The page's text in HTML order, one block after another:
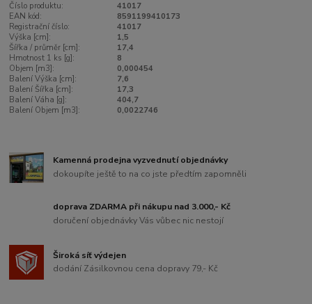
Číslo produktu:
41017
EAN kód:
8591199410173
Registrační číslo:
41017
Výška [cm]:
1,5
Šířka / průměr [cm]:
17,4
Hmotnost 1 ks [g]:
8
Objem [m3]:
0,000454
Balení Výška [cm]:
7,6
Balení Šířka [cm]:
17,3
Balení Váha [g]:
404,7
Balení Objem [m3]:
0,0022746
Kamenná prodejna vyzvednutí objednávky
dokoupíte ještě to na co jste předtím zapomněli
doprava ZDARMA při nákupu nad 3.000,- Kč
doručení objednávky Vás vůbec nic nestojí
Široká síť výdejen
dodání Zásilkovnou cena dopravy 79,- Kč